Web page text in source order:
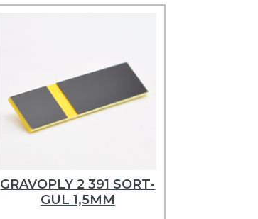
GRAVOPLY 2 391 SORT-
GUL 1,5MM